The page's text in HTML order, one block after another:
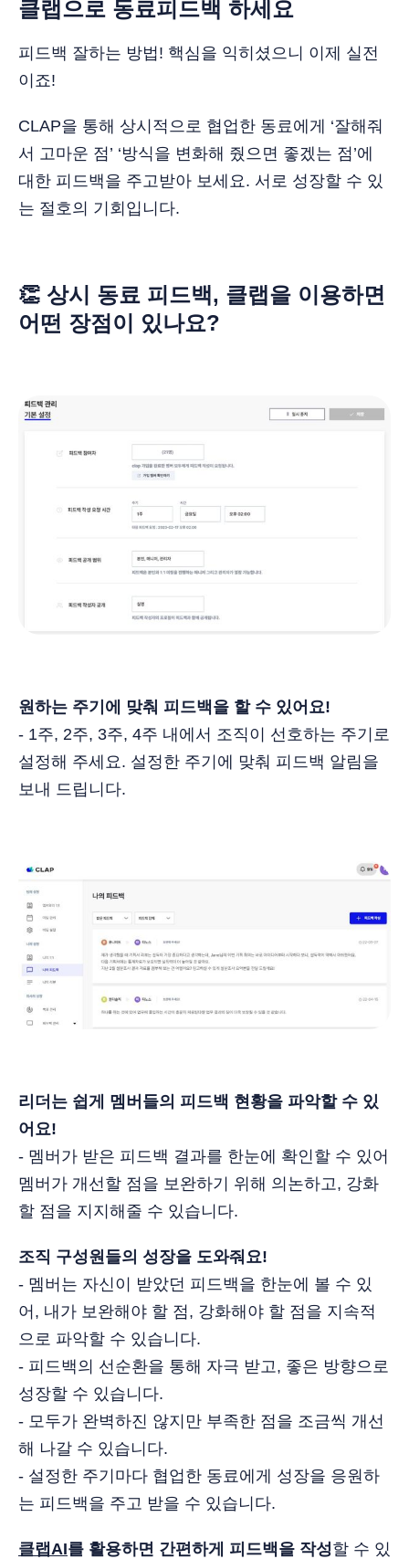
클랩으로 동료피드백 하세요
피드백 잘하는 방법! 핵심을 익히셨으니 이제 실전
이죠!
CLAP을 통해 상시적으로 협업한 동료에게 ‘잘해줘
서 고마운 점’ ‘방식을 변화해 줬으면 좋겠는 점’에
대한 피드백을 주고받아 보세요. 서로 성장할 수 있
는 절호의 기회입니다.
👏 상시 동료 피드백, 클랩을 이용하면
어떤 장점이 있나요?
원하는 주기에 맞춰 피드백을 할 수 있어요!
- 1주, 2주, 3주, 4주 내에서 조직이 선호하는 주기로
설정해 주세요. 설정한 주기에 맞춰 피드백 알림을
보내 드립니다.
리더는 쉽게 멤버들의 피드백 현황을 파악할 수 있
어요!
- 멤버가 받은 피드백 결과를 한눈에 확인할 수 있어
멤버가 개선할 점을 보완하기 위해 의논하고, 강화
할 점을 지지해줄 수 있습니다.
조직 구성원들의 성장을 도와줘요!
- 멤버는 자신이 받았던 피드백을 한눈에 볼 수 있
어, 내가 보완해야 할 점, 강화해야 할 점을 지속적
으로 파악할 수 있습니다.
- 피드백의 선순환을 통해 자극 받고, 좋은 방향으로
성장할 수 있습니다.
- 모두가 완벽하진 않지만 부족한 점을 조금씩 개선
해 나갈 수 있습니다.
- 설정한 주기마다 협업한 동료에게 성장을 응원하
는 피드백을 주고 받을 수 있습니다.
클랩AI를 활용하면 간편하게 피드백을 작성할 수 있